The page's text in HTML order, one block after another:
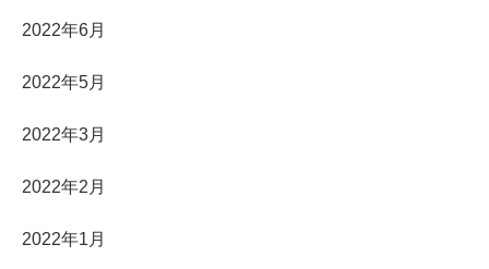
2022年6月
2022年5月
2022年3月
2022年2月
2022年1月